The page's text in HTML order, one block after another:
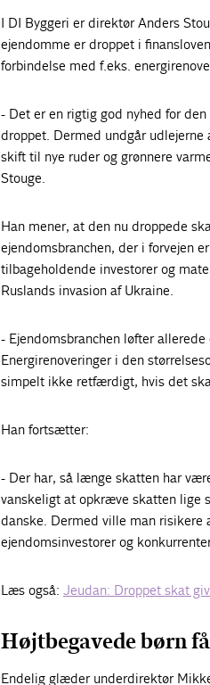
I DI Byggeri er direktør Anders
ejendomme er droppet i
forbindelse med f.eks.
- Det er en rigtig god nyhed for
droppet. Dermed undgår
skift til nye ruder og grønnere
Stouge.
Han mener, at den nu droppede
ejendomsbranchen, der i forvejen
tilbageholdende investorer og
Ruslands invasion af Ukraine.
- Ejendomsbranchen løfter
Energirenoveringer i den
simpelt ikke retfærdigt, hvis det
Han fortsætter:
- Der har, så længe skatten har
vanskeligt at opkræve skatten lige
danske. Dermed ville man risikere
ejendomsinvestorer og
Læs også: Jeudan: Droppet skat
Højtbegavede børn
Endelig glæder underdirektør